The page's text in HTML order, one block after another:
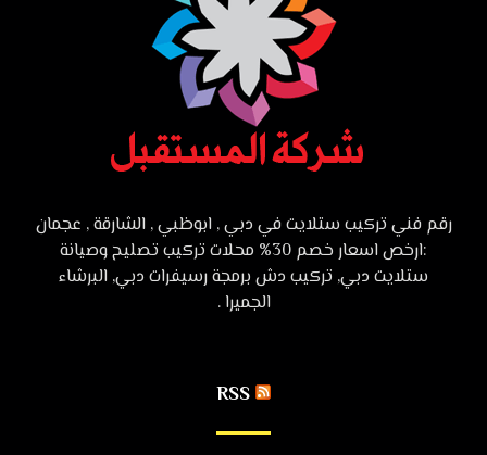
رقم فني تركيب ستلايت في دبي , ابوظبي , الشارقة , عجمان
:ارخص اسعار خصم 30% محلات تركيب تصليح وصيانة
ستلايت دبي, تركيب دش برمجة رسيفرات دبي, البرشاء
الجميرا .
RSS